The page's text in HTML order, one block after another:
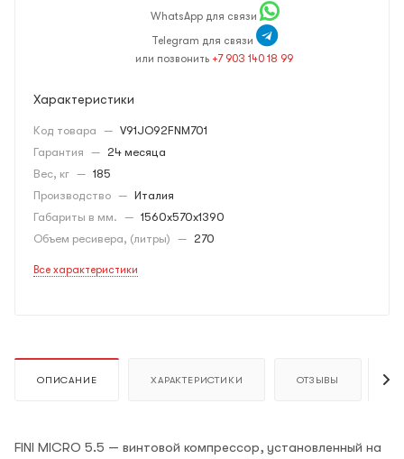
WhatsApp для связи
Telegram для связи
или позвонить +7 903 140 18 99
Характеристики
Код товара — V91JO92FNM701
Гарантия — 24 месяца
Вес, кг — 185
Производство — Италия
Габариты в мм. — 1560x570x1390
Объем ресивера, (литры) — 270
Все характеристики
ОПИСАНИЕ ХАРАКТЕРИСТИКИ ОТЗЫВЫ
FINI MICRO 5.5 — винтовой компрессор, установленный на